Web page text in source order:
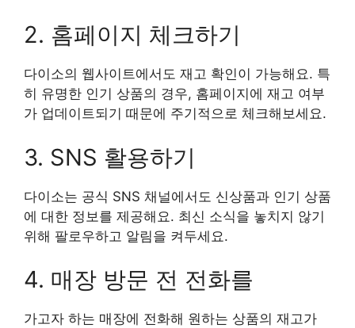
2. 홈페이지 체크하기
다이소의 웹사이트에서도 재고 확인이 가능해요. 특
히 유명한 인기 상품의 경우, 홈페이지에 재고 여부
가 업데이트되기 때문에 주기적으로 체크해보세요.
3. SNS 활용하기
다이소는 공식 SNS 채널에서도 신상품과 인기 상품
에 대한 정보를 제공해요. 최신 소식을 놓치지 않기
위해 팔로우하고 알림을 켜두세요.
4. 매장 방문 전 전화를
가고자 하는 매장에 전화해 원하는 상품의 재고가